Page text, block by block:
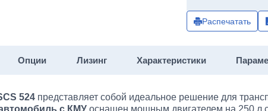
Распечатать
Опции Лизинг Характеристики
524 представляет собой идеальное решение для